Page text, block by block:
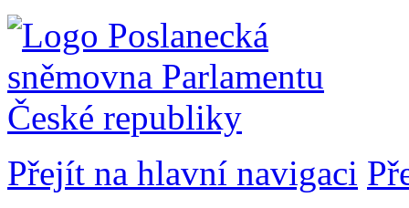
Přejít na hlavní navigaci